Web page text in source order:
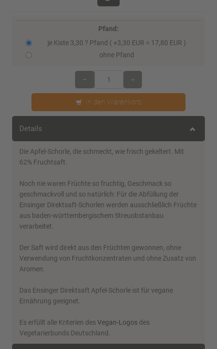
Pfand:
je Kiste 3,30 ? Pfand ( +3,30 EUR = 17,80 EUR )
ohne Pfand
– +
In den Warenkorb
Details
Die Apfel-Schorle, die schmeckt, wie frisch gekeltert. Mit
62% Fruchtsaft.
Noch nie waren Früchte so fruchtig, Geschmack so
geschmackvoll und so natürlich: Für die Abfüllung der
Ensinger Direktsaft-Schorlen werden ausschließlich Früchte
aus baden-württembergischem Streuobstanbau
verarbeitet.
Der Saft wird direkt aus den Früchten gewonnen, ohne
Verwendung von Fruchtkonzentraten und ohne Zusatz von
Aromen.
Das Ensinger Direktsaft Apfel-Schorle ist für vegane
Ernährung geeignet.
Es erfüllt alle Kriterien des Vegan-Logos des
Vegetarierbunds Deutschland.